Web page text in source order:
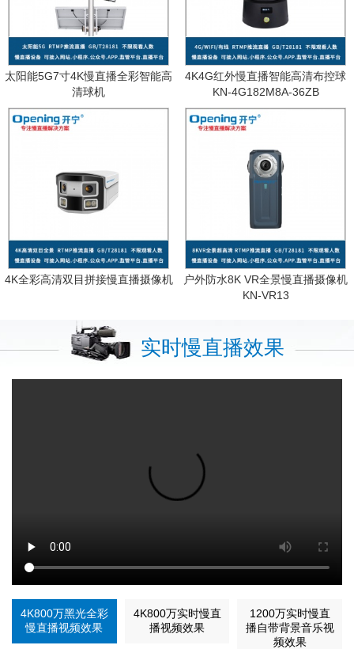
太阳能5G7寸4K慢直播全彩智能高
清球机
4K4G红外慢直播智能高清布控球
KN-4G182M8A-36ZB
4K全彩高清双目拼接慢直播摄像机
户外防水8K VR全景慢直播摄像机
KN-VR13
实时慢直播效果
4K800万黑光全彩
慢直播视频效果
4K800万实时慢直
播视频效果
1200万实时慢直
播自带背景音乐视
频效果